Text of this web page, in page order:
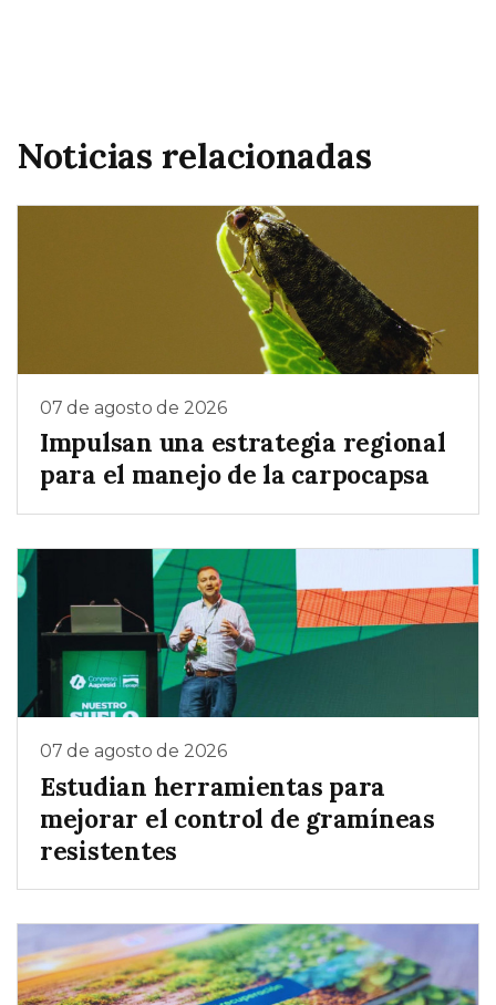
Noticias relacionadas
07 de agosto de 2026
Impulsan una estrategia regional
para el manejo de la carpocapsa
07 de agosto de 2026
Estudian herramientas para
mejorar el control de gramíneas
resistentes